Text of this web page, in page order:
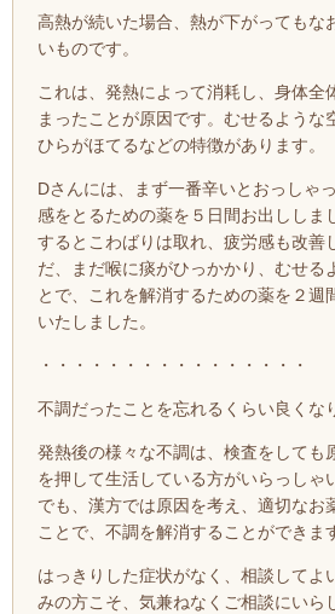
高熱が続いた場合、熱が下がってもな
いものです。
これは、発熱によって消耗し、身体全
まったことが原因です。むせるような
ひらがほてるなどの特徴があります。
Dさんには、まず一番辛いとおっしゃ
感をとるための薬を５日間お出ししま
するとこわばりは取れ、疲労感も改善
だ、まだ喉に痰がひっかかり、むせる
とで、これを解消するための薬を２週
いたしました。
・・・・・・・・・・・・・・・・
不調だったことを忘れるくらい良くな
発熱後の様々な不調は、検査をしても
を押して生活している方がいらっしゃ
でも、漢方では原因を考え、適切なお
ことで、不調を解消することができま
はっきりした症状がなく、相談してよ
みの方こそ、気兼ねなくご相談にいら